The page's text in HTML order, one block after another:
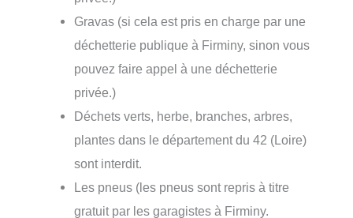
Gravas (si cela est pris en charge par une
déchetterie publique à Firminy, sinon vous
pouvez faire appel à une déchetterie
privée.)
Déchets verts, herbe, branches, arbres,
plantes dans le département du 42 (Loire)
sont interdit.
Les pneus (les pneus sont repris à titre
gratuit par les garagistes à Firminy.